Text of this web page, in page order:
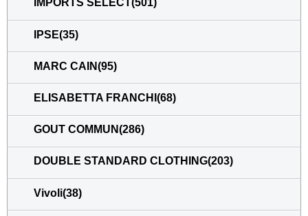
IMPORTS SELECT(501)
IPSE(35)
MARC CAIN(95)
ELISABETTA FRANCHI(68)
GOUT COMMUN(286)
DOUBLE STANDARD CLOTHING(203)
Vivoli(38)